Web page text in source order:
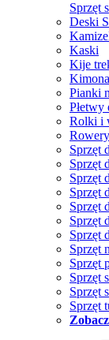
Sprzęt
Deski
Kaski
Kije
Kimona
Pianki
Rolki i
Rowery
Sprzęt
Sprzęt
Sprzęt
Sprzęt
Sprzęt
Sprzęt
Sprzęt
Sprzęt
Sprzęt
Sprzęt
Sprzęt
Sprzęt